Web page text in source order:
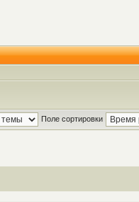
Поле сортировки